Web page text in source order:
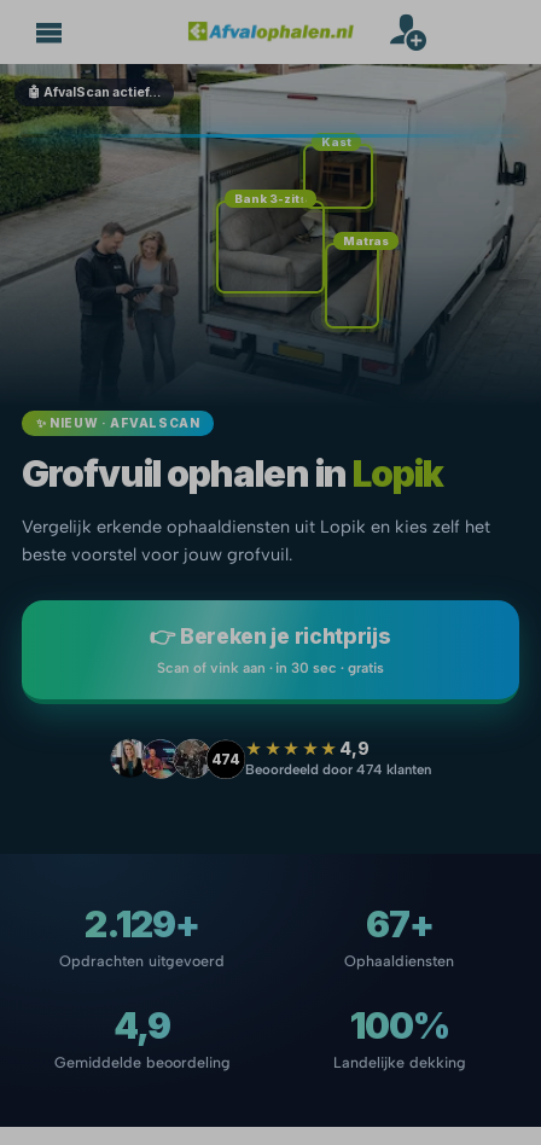
🤖 AfvalScan actief…
Bank 3-zits
Matras
Kast
✨ NIEUW · AFVALSCAN
Grofvuil ophalen inLopik
Vergelijk erkende ophaaldiensten uit Lopik en kies zelf het
beste voorstel voor jouw grofvuil.
👉 Bereken je richtprijs
Scan of vink aan · in 30 sec · gratis
474 ★★★★★ 4,9
Beoordeeld door 474 klanten
2.129+
Opdrachten uitgevoerd
67+
Ophaaldiensten
4,9
Gemiddelde beoordeling
100%
Landelijke dekking